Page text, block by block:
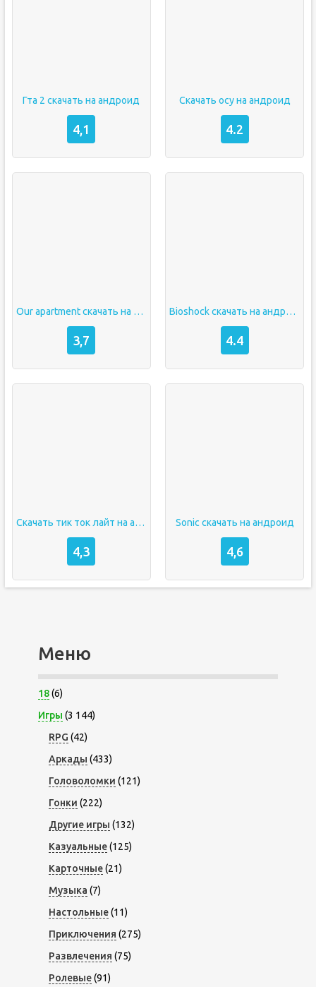
Гта 2 скачать на андроид
4,1
Скачать осу на андроид
4.2
Our apartment скачать на андроид
3,7
Bioshock скачать на андроид
4.4
Скачать тик ток лайт на андроид
4,3
Sonic скачать на андроид
4,6
Меню
18(6)
Игры (3 144)
RPG (42)
Аркады (433)
Головоломки (121)
Гонки (222)
Другие игры (132)
Казуальные(125)
Карточные(21)
Музыка (7)
Настольные(11)
Приключения (275)
Развлечения (75)
Ролевые(91)